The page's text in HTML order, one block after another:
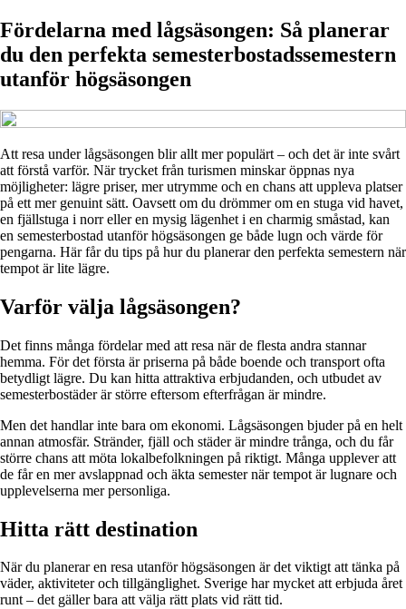
Fördelarna med lågsäsongen: Så planerar
du den perfekta semesterbostadssemestern
utanför högsäsongen
Att resa under lågsäsongen blir allt mer populärt – och det är inte svårt
att förstå varför. När trycket från turismen minskar öppnas nya
möjligheter: lägre priser, mer utrymme och en chans att uppleva platser
på ett mer genuint sätt. Oavsett om du drömmer om en stuga vid havet,
en fjällstuga i norr eller en mysig lägenhet i en charmig småstad, kan
en semesterbostad utanför högsäsongen ge både lugn och värde för
pengarna. Här får du tips på hur du planerar den perfekta semestern när
tempot är lite lägre.
Varför välja lågsäsongen?
Det finns många fördelar med att resa när de flesta andra stannar
hemma. För det första är priserna på både boende och transport ofta
betydligt lägre. Du kan hitta attraktiva erbjudanden, och utbudet av
semesterbostäder är större eftersom efterfrågan är mindre.
Men det handlar inte bara om ekonomi. Lågsäsongen bjuder på en helt
annan atmosfär. Stränder, fjäll och städer är mindre trånga, och du får
större chans att möta lokalbefolkningen på riktigt. Många upplever att
de får en mer avslappnad och äkta semester när tempot är lugnare och
upplevelserna mer personliga.
Hitta rätt destination
När du planerar en resa utanför högsäsongen är det viktigt att tänka på
väder, aktiviteter och tillgänglighet. Sverige har mycket att erbjuda året
runt – det gäller bara att välja rätt plats vid rätt tid.